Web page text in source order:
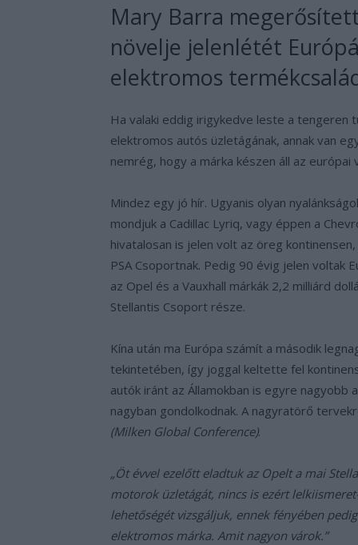
Mary Barra
növelje jelenlétét
elektromos
Ha valaki eddig irigykedve leste a
elektromos autós üzletágának, annak van
nemrég, hogy a márka készen áll az európai
Mindez egy jó hír. Ugyanis olyan
mondjuk a Cadillac Lyriq, vagy éppen a
hivatalosan is jelen volt az öreg
PSA Csoportnak. Pedig 90 évig jelen voltak
az Opel és a Vauxhall márkák 2,2 milliárd
Stellantis Csoport része.
Kína után ma Európa számít a második
tekintetében, így joggal keltette fel
autók iránt az Államokban is egyre
nagyban gondolkodnak. A nagyratörő
(Milken Global Conference).
„Öt évvel ezelőtt eladtuk az Opelt a mai
motorok üzletágát, nincs is ezért
lehetőségét vizsgáljuk, ennek fényében
elektromos márka. Amit nagyon várok.”